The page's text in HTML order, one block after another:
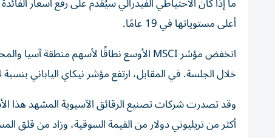
أعلى مستوياتها في 19 عامًا.
خلال الجلسة. في المقابل، ارتفع مؤشر نيكاي الياباني بنسبة 0.24%، لكنه يتجه نحو انخفاض بنسبة 4% خلال الأسبوع.
وقد تصدرت شركات تصنيع الرقائق الآسيوية المشهد هذا
أكثر من تريليوني دولار من القيمة السوقية، وزاد من قلق